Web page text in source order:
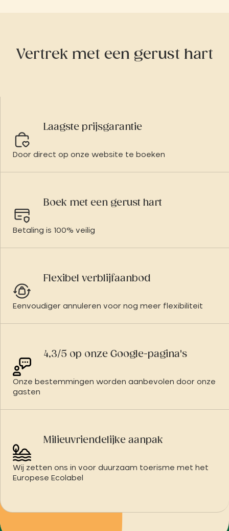
Vertrek met een gerust hart
Laagste prijsgarantie
Door direct op onze website te boeken
Boek met een gerust hart
Betaling is 100% veilig
Flexibel verblijfaanbod
Eenvoudiger annuleren voor nog meer flexibiliteit
4,3/5 op onze Google-pagina's
Onze bestemmingen worden aanbevolen door onze
gasten
Milieuvriendelijke aanpak
Wij zetten ons in voor duurzaam toerisme met het
Europese Ecolabel